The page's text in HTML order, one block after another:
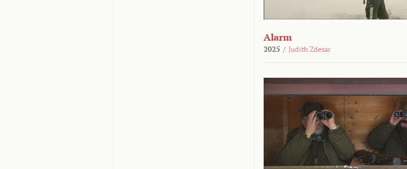
Alarm
2025 / Judith Zdesar